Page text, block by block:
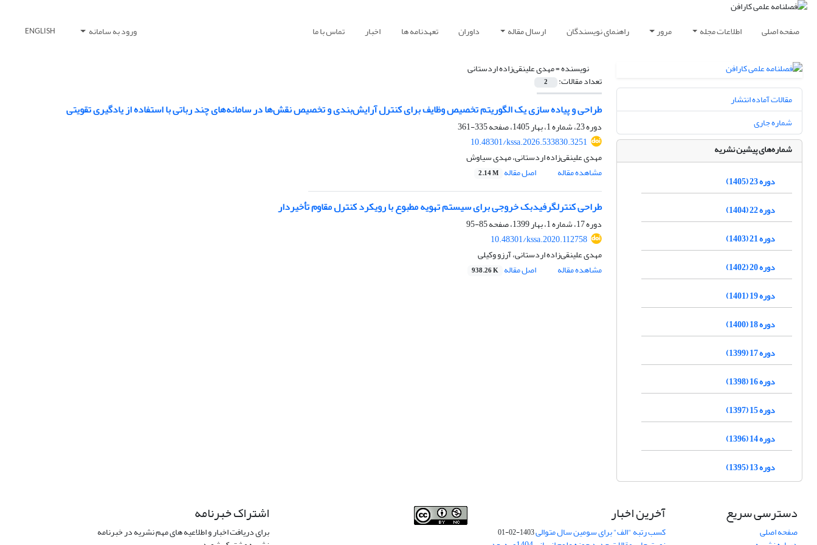
صفحه اصلی اطلاعات مجله مرور راهنمای نویسندگان ارسال مقاله داوران تعهدنامه ها اخبار تماس با ما ورود به سامانه ENGLISH
نویسنده =مهدی علینقی‌زاده اردستانی
تعداد مقالات: 2
طراحی و پیاده سازی یک الگوریتم تخصیص وظایف برای کنترل آرایش‌بندی و تخصیص نقش‌ها در سامانه‌های چند رباتی با استفاده از یادگیری تقویتی
دوره 23، شماره 1، بهار 1405، صفحه
335-361
10.48301/kssa.2026.533830.3251
مهدی علینقی‌زاده اردستانی، مهدی سیاوش
مشاهده مقاله
اصل مقاله 2.14 M
طراحی کنترلگرفیدبک خروجی برای سیستم تهویه مطبوع با رویکرد کنترل مقاوم تأخیردار
دوره 17، شماره 1، بهار 1399، صفحه
85-95
10.48301/kssa.2020.112758
مهدی علینقی‌زاده اردستانی، آرزو وکیلی
مشاهده مقاله
اصل مقاله 938.26 K
مقالات آماده انتشار
شماره جاری
شماره‌های پیشین نشریه
دوره 23 (1405)
دوره 22 (1404)
دوره 21 (1403)
دوره 20 (1402)
دوره 19 (1401)
دوره 18 (1400)
دوره 17 (1399)
دوره 16 (1398)
دوره 15 (1397)
دوره 14 (1396)
دوره 13 (1395)
دسترسی سریع
صفحه اصلی
آخرین اخبار
کسب رتبه "الف" برای سومین سال متوالی1403-02-01
اشتراک خبرنامه
برای دریافت اخبار و اطلاعیه های مهم نشریه در خبرنامه